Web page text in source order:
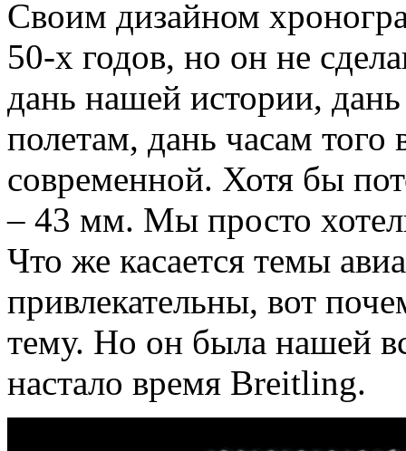
Своим дизайном
50-х годов, но он не
дань нашей истории,
полетам, дань часам
современной. Хотя бы
– 43 мм. Мы просто
Что же касается темы
привлекательны, вот
тему. Но он была нашей
настало время Breitling.